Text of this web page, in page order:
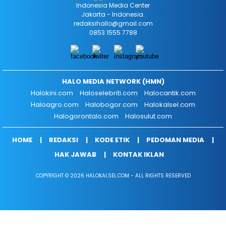
Indonesia Media Center
Jakarta - Indonesia.
redaksihallo@gmail.com
0853 1555 7788
HALO MEDIA NETWORK (HMN)
Halokini.com
Haloselebriti.com
Halocantik.com
Haloagro.com
Halobogor.com
Halokalsel.com
Halogorontalo.com
Halosulut.com
HOME REDAKSI KODE ETIK
PEDOMAN MEDIA
HAK JAWAB
KONTAK IKLAN
COPYRIGHT © 2026 HALOKALSEL.COM - ALL RIGHTS RESERVED